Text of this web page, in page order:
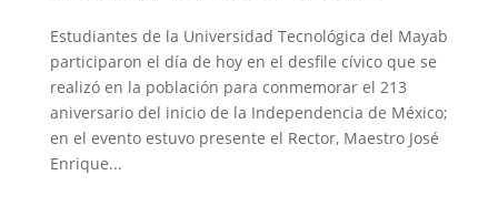
Estudiantes de la Universidad Tecnológica del Mayab
participaron el día de hoy en el desfile cívico que se
realizó en la población para conmemorar el 213
aniversario del inicio de la Independencia de México;
en el evento estuvo presente el Rector, Maestro José
Enrique...